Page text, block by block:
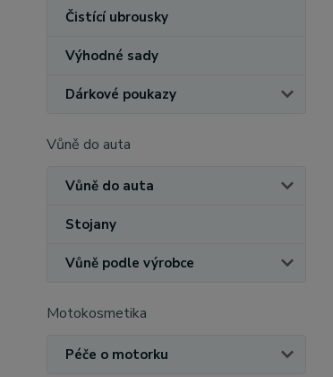
Čistící ubrousky
Výhodné sady
Dárkové poukazy
Vůně do auta
Vůně do auta
Stojany
Vůně podle výrobce
Motokosmetika
Péče o motorku